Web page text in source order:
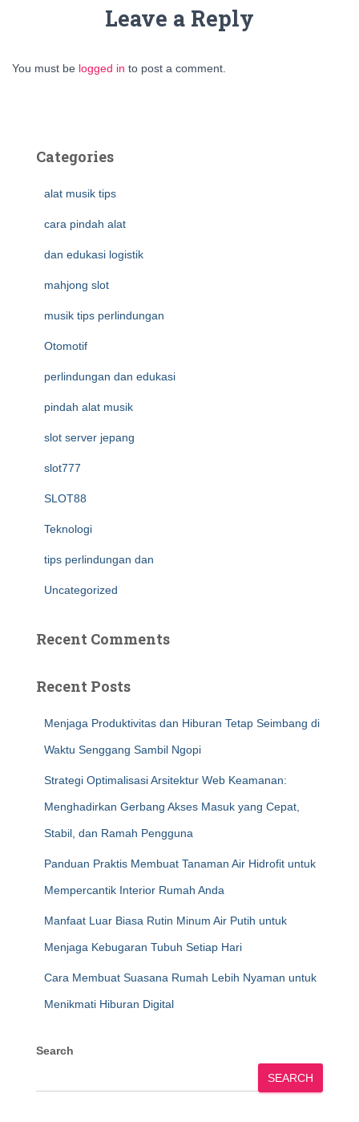
Leave a Reply
You must be logged in to post a comment.
Categories
alat musik tips
cara pindah alat
dan edukasi logistik
mahjong slot
musik tips perlindungan
Otomotif
perlindungan dan edukasi
pindah alat musik
slot server jepang
slot777
SLOT88
Teknologi
tips perlindungan dan
Uncategorized
Recent Comments
Recent Posts
Menjaga Produktivitas dan Hiburan Tetap Seimbang di
Waktu Senggang Sambil Ngopi
Strategi Optimalisasi Arsitektur Web Keamanan:
Menghadirkan Gerbang Akses Masuk yang Cepat,
Stabil, dan Ramah Pengguna
Panduan Praktis Membuat Tanaman Air Hidrofit untuk
Mempercantik Interior Rumah Anda
Manfaat Luar Biasa Rutin Minum Air Putih untuk
Menjaga Kebugaran Tubuh Setiap Hari
Cara Membuat Suasana Rumah Lebih Nyaman untuk
Menikmati Hiburan Digital
Search
SEARCH